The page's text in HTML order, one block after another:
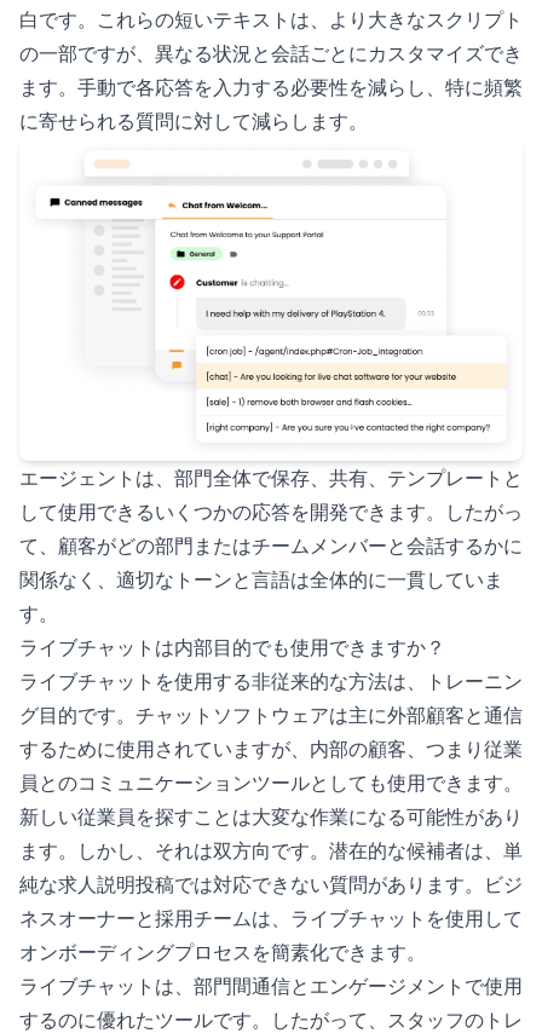
白です。これらの短いテキストは、より大きなスクリプト
の一部ですが、異なる状況と会話ごとにカスタマイズでき
ます。手動で各応答を入力する必要性を減らし、特に頻繁
に寄せられる質問に対して減らします。
エージェントは、部門全体で保存、共有、テンプレートと
して使用できるいくつかの応答を開発できます。したがっ
て、顧客がどの部門またはチームメンバーと会話するかに
関係なく、適切なトーンと言語は全体的に一貫していま
す。
ライブチャットは内部目的でも使用できますか？
ライブチャットを使用する非従来的な方法は、トレーニン
グ目的です。チャットソフトウェアは主に外部顧客と通信
するために使用されていますが、内部の顧客、つまり従業
員とのコミュニケーションツールとしても使用できます。
新しい従業員を探すことは大変な作業になる可能性があり
ます。しかし、それは双方向です。潜在的な候補者は、単
純な求人説明投稿では対応できない質問があります。ビジ
ネスオーナーと採用チームは、ライブチャットを使用して
オンボーディングプロセスを簡素化できます。
ライブチャットは、部門間通信とエンゲージメントで使用
するのに優れたツールです。したがって、スタッフのトレ